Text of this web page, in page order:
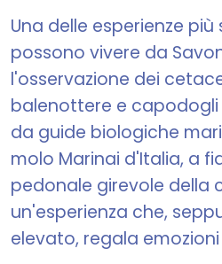
Una delle esperienze
possono vivere da
l'osservazione dei
balenottere e
da guide biologiche
molo Marinai d'Italia, a
pedonale girevole della
un'esperienza che,
elevato, regala